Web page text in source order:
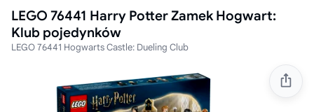
LEGO 76441 Harry Potter Zamek Hogwart:
Klub pojedynków
LEGO 76441 Hogwarts Castle: Dueling Club